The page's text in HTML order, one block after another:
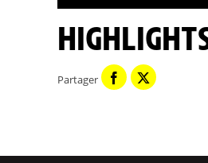
Partager